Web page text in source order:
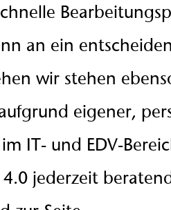
an ein
wir stehen
eigener,
IT- und EDV-
jederzeit